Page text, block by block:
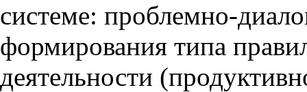
системе: проблемно-
формирования типа
деятельности